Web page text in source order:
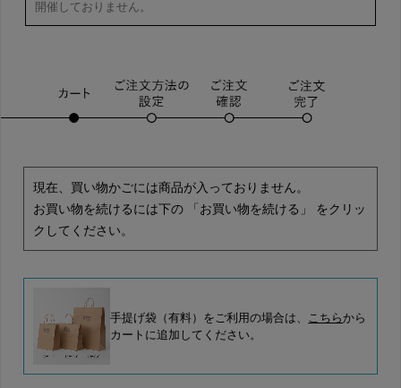
開催しておりません。
現在、買い物かごには商品が入っておりません。
お買い物を続けるには下の 「お買い物を続ける」 をクリッ
クしてください。
手提げ袋（有料）をご利用の場合は、 こちらから
カートに追加してください。